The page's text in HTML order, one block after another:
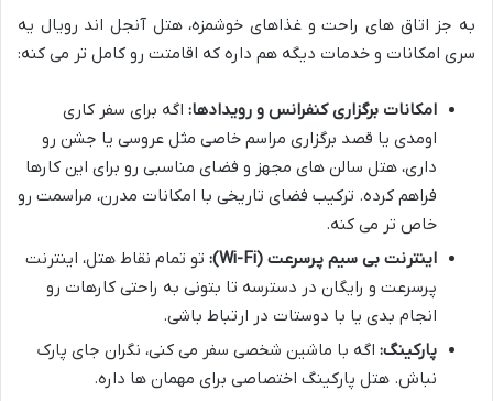
به جز اتاق های راحت و غذاهای خوشمزه، هتل آنجل اند رویال یه
سری امکانات و خدمات دیگه هم داره که اقامتت رو کامل تر می کنه:
امکانات برگزاری کنفرانس و رویدادها: اگه برای سفر کاری
اومدی یا قصد برگزاری مراسم خاصی مثل عروسی یا جشن رو
داری، هتل سالن های مجهز و فضای مناسبی رو برای این کارها
فراهم کرده. ترکیب فضای تاریخی با امکانات مدرن، مراسمت رو
خاص تر می کنه.
اینترنت بی سیم پرسرعت (Wi-Fi):
تو تمام نقاط هتل، اینترنت
پرسرعت و رایگان در دسترسه تا بتونی به راحتی کارهات رو
انجام بدی یا با دوستات در ارتباط باشی.
پارکینگ: اگه با ماشین شخصی سفر می کنی، نگران جای پارک
نباش. هتل پارکینگ اختصاصی برای مهمان ها داره.